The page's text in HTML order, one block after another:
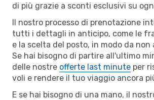
di più grazie a sconti esclusivi su
Il nostro processo di prenotazione
tutti i dettagli in anticipo, come le
e la scelta del posto, in modo da non
Se hai bisogno di partire all'ultimo
delle nostre offerte last minute per
voli e rendere il tuo viaggio ancora
E se hai bisogno di una mano, il